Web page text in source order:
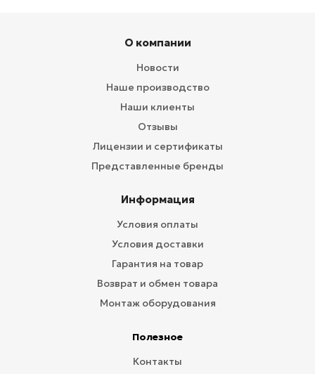
О компании
Новости
Наше производство
Наши клиенты
Отзывы
Лицензии и сертификаты
Представленные бренды
Информация
Условия оплаты
Условия доставки
Гарантия на товар
Возврат и обмен товара
Монтаж оборудования
Полезное
Контакты